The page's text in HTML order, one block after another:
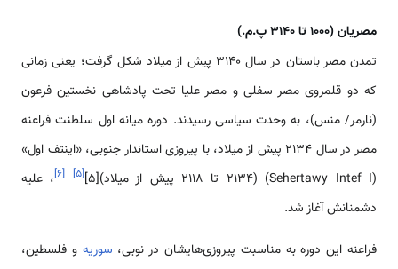
مصریان (1000 تا 3140 پ.م.)
تمدن مصر باستان در سال ۳۱۴۰ پیش از میلاد شکل گرفت؛ یعنی زمانی
که دو قلمروی مصر سفلی و مصر علیا تحت پادشاهی نخستین فرعون
(نارمر/ منس)، به وحدت سیاسی رسیدند. دوره میانه اول سلطنت فراعنه
مصر در سال ۲۱۳۴ پیش از میلاد، با پیروزی استاندار جنوبی، «اینتف اول»
(Sehertawy Intef I) (۲۱۳۴ تا ۲۱۱۸ پیش از میلاد)[5]
[۵]
[۶]، علیه
دشمنانش آغاز شد.
فراعنه این دوره به مناسبت پیروزی‌هایشان در نوبی، سوریه و فلسطین،